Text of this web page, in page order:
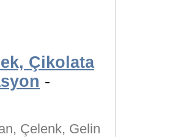
Çikolata
-
Çelenk, Gelin